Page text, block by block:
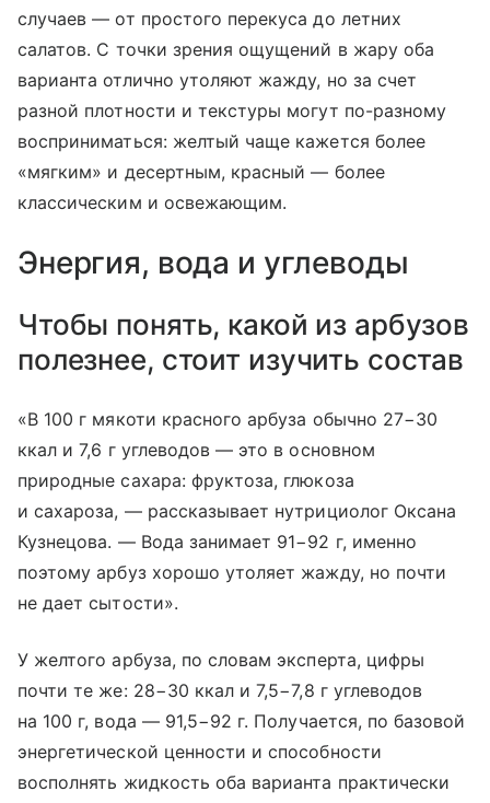
случаев — от простого перекуса до летних
салатов. С точки зрения ощущений в жару оба
варианта отлично утоляют жажду, но за счет
разной плотности и текстуры могут по-разному
восприниматься: желтый чаще кажется более
«мягким» и десертным, красный — более
классическим и освежающим.
Энергия, вода и углеводы
Чтобы понять, какой из арбузов
полезнее, стоит изучить состав
«В 100 г мякоти красного арбуза обычно 27−30
ккал и 7,6 г углеводов — это в основном
природные сахара: фруктоза, глюкоза
и сахароза, — рассказывает нутрициолог Оксана
Кузнецова. — Вода занимает 91−92 г, именно
поэтому арбуз хорошо утоляет жажду, но почти
не дает сытости».
У желтого арбуза, по словам эксперта, цифры
почти те же: 28−30 ккал и 7,5−7,8 г углеводов
на 100 г, вода — 91,5−92 г. Получается, по базовой
энергетической ценности и способности
восполнять жидкость оба варианта практически